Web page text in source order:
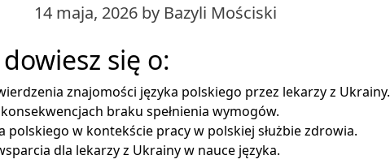
14 maja, 2026 by Bazyli Mościski
się o:
znajomości języka polskiego przez lekarzy z Ukrainy.
braku spełnienia wymogów.
polskiego w kontekście pracy w polskiej służbie zdrowia.
dla lekarzy z Ukrainy w nauce języka.